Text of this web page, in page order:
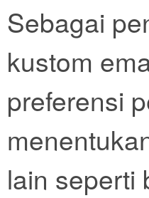
Sebagai
kustom
preferensi
lain seperti